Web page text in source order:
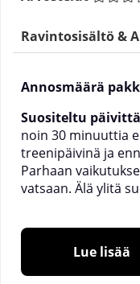
Ravintosisältö &
Annosmäärä
Suositeltu
noin 30 minuuttia
treenipäivinä ja
Parhaan
vatsaan. Älä ylitä
Lue lisää